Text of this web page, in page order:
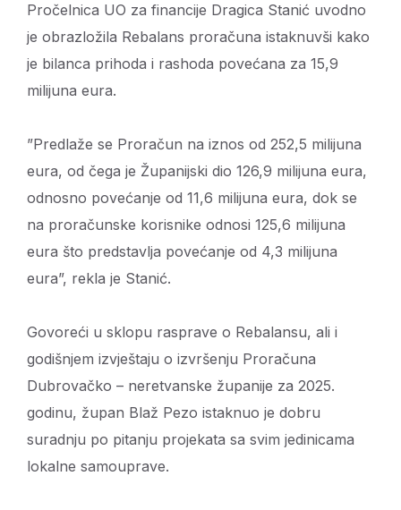
Pročelnica UO za financije Dragica Stanić uvodno
je obrazložila Rebalans proračuna istaknuvši kako
je bilanca prihoda i rashoda povećana za 15,9
milijuna eura.
”Predlaže se Proračun na iznos od 252,5 milijuna
eura, od čega je Županijski dio 126,9 milijuna eura,
odnosno povećanje od 11,6 milijuna eura, dok se
na proračunske korisnike odnosi 125,6 milijuna
eura što predstavlja povećanje od 4,3 milijuna
eura”, rekla je Stanić.
Govoreći u sklopu rasprave o Rebalansu, ali i
godišnjem izvještaju o izvršenju Proračuna
Dubrovačko – neretvanske županije za 2025.
godinu, župan Blaž Pezo istaknuo je dobru
suradnju po pitanju projekata sa svim jedinicama
lokalne samouprave.